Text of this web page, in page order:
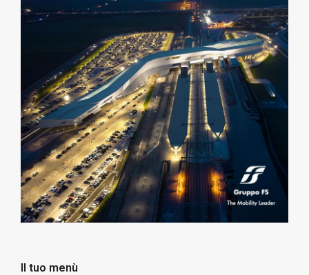
Il tuo menù